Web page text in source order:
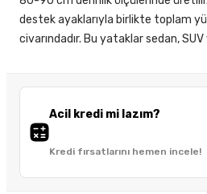
Acil kredi mi lazım?
Kredi fırsatlarını hemen incele!
destek ayaklarıyla birlikte toplam
civarındadır. Bu yataklar sedan,